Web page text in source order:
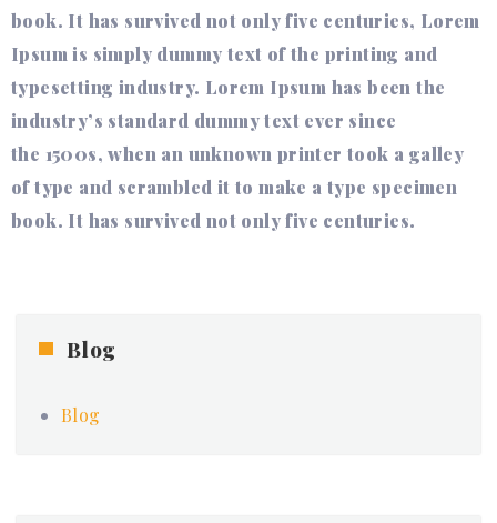
book. It has survived not only five centuries, Lorem
Ipsum is simply dummy text of the printing and
typesetting industry. Lorem Ipsum has been the
industry’s standard dummy text ever since
the 1500s, when an unknown printer took a galley
of type and scrambled it to make a type specimen
book. It has survived not only five centuries.
Blog
Blog